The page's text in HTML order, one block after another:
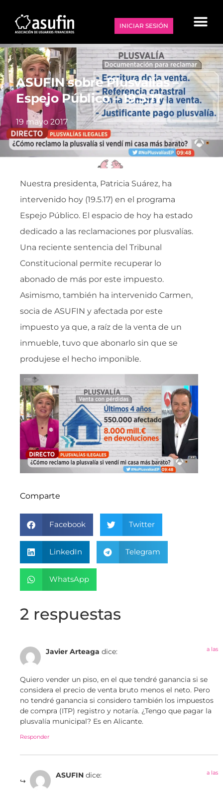
INICIAR SESIÓN
ASUFIN sobre Plusvalías –
Espejo Público – 19.5.17
19 mayo 2017
Nuestra presidenta, Patricia Suárez, ha
intervenido hoy (19.5.17) en el programa
Espejo Público. El espacio de hoy ha estado
dedicado a las reclamaciones por plusvalías.
Una reciente sentencia del Tribunal
Constitucional permite recuperar lo
abonado de más por este impuesto.
Asimismo, también ha intervenido Carmen,
socia de ASUFIN y afectada por este
impuesto ya que, a raíz de la venta de un
inmueble, tuvo que abonarlo sin que se
produjese el hecho imponible.
Comparte
Facebook Twitter
LinkedIn Telegram
WhatsApp
2 respuestas
Javier Arteaga dice: a las
Quiero vender un piso, en el que tendré ganancia si se
considera el precio de venta bruto menos el neto. Pero
no tendré ganancia si considero también los impuestos
de compra (ITP) registro y notaría. ¿Tengo que pagar la
plusvalía municipal? Es en Alicante.
Responder
ASUFIN dice: a las